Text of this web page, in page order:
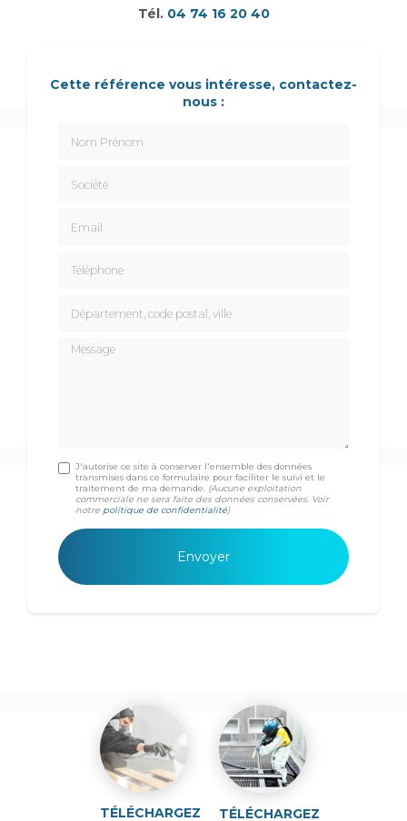
Tél. 04 74 16 20 40
Cette référence vous intéresse, contactez-
nous :
Message
J'autorise ce site à conserver l'ensemble des données
transmises dans ce formulaire pour faciliter le suivi et le
traitement de ma demande. (Aucune exploitation
commerciale ne sera faite des données conservées. Voir
notre politique de confidentialité)
TÉLÉCHARGEZ TÉLÉCHARGEZ